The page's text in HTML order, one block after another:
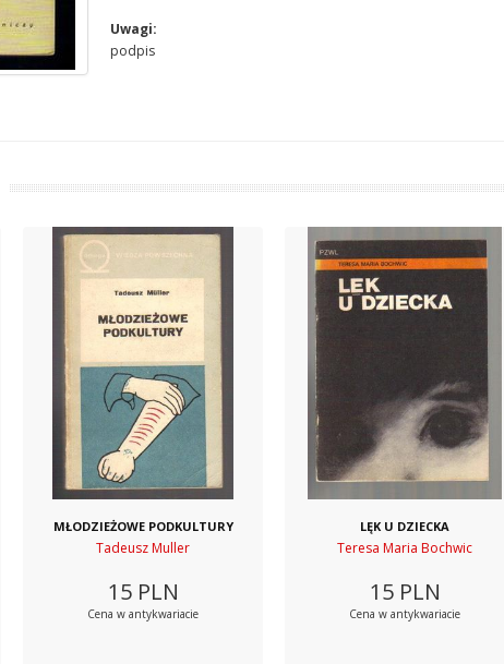
Uwagi:
podpis
MŁODZIEŻOWE PODKULTURY
Tadeusz Muller
15 PLN
Cena w antykwariacie
LĘK U DZIECKA
Teresa Maria Bochwic
15 PLN
Cena w antykwariacie